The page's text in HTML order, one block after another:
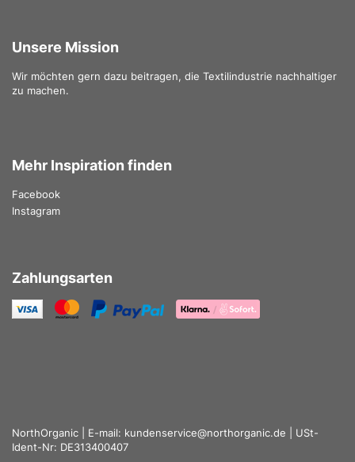
Unsere Mission
Wir möchten gern dazu beitragen, die Textilindustrie nachhaltiger
zu machen.
Mehr Inspiration finden
Facebook
Instagram
Zahlungsarten
NorthOrganic | E-mail: kundenservice@northorganic.de | USt-
Ident-Nr: DE313400407